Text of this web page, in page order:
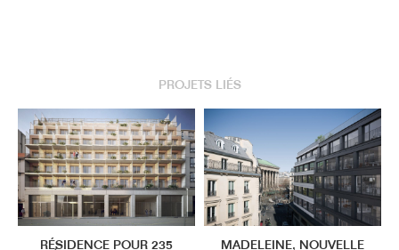
PROJETS LIÉS
RÉSIDENCE POUR 235 MADELEINE, NOUVELLE